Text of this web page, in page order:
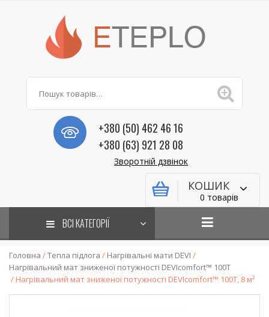
+380 (50) 462 46 16
+380 (63) 921 28 08
Зворотній дзвінок
КОШИК
0 товарів
ВСІ КАТЕГОРІЇ
Головна /Тепла підлога / Нагрівальні мати DEVI /
Нагрівальний мат зниженої потужності DEVIcomfort™ 100T
/ Нагрівальний мат зниженої потужності DEVIcomfort™ 100T, 8 м²